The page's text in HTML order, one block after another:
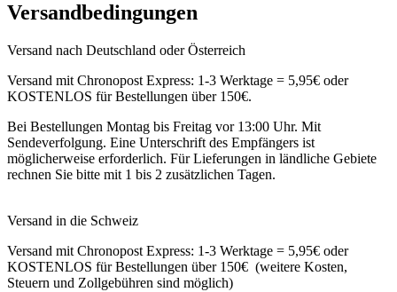
Versandbedingungen
Versand nach Deutschland oder Österreich
Versand mit Chronopost Express: 1-3 Werktage = 5,95€ oder
KOSTENLOS für Bestellungen über 150€.
Bei Bestellungen Montag bis Freitag vor 13:00 Uhr. Mit
Sendeverfolgung. Eine Unterschrift des Empfängers ist
möglicherweise erforderlich. Für Lieferungen in ländliche Gebiete
rechnen Sie bitte mit 1 bis 2 zusätzlichen Tagen.
Versand in die Schweiz
Versand mit Chronopost Express: 1-3 Werktage = 5,95€ oder
KOSTENLOS für Bestellungen über 150€ (weitere Kosten,
Steuern und Zollgebühren sind möglich)